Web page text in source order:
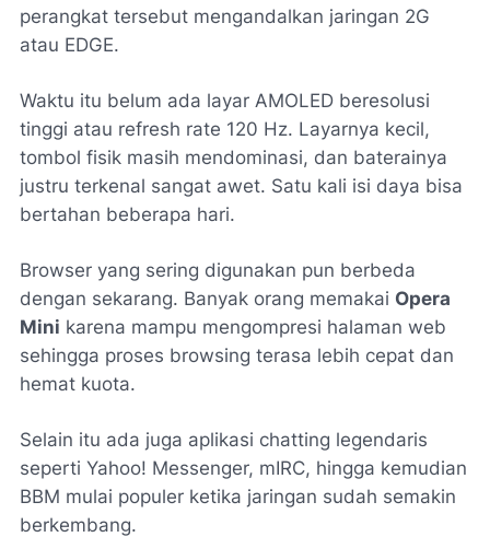
perangkat tersebut mengandalkan jaringan 2G
atau EDGE.
Waktu itu belum ada layar AMOLED beresolusi
tinggi atau refresh rate 120 Hz. Layarnya kecil,
tombol fisik masih mendominasi, dan baterainya
justru terkenal sangat awet. Satu kali isi daya bisa
bertahan beberapa hari.
Browser yang sering digunakan pun berbeda
dengan sekarang. Banyak orang memakai Opera
Mini karena mampu mengompresi halaman web
sehingga proses browsing terasa lebih cepat dan
hemat kuota.
Selain itu ada juga aplikasi chatting legendaris
seperti Yahoo! Messenger, mIRC, hingga kemudian
BBM mulai populer ketika jaringan sudah semakin
berkembang.